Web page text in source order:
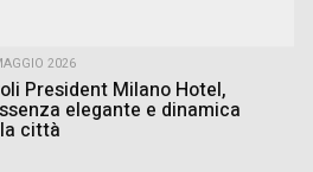
2026
President Milano Hotel,
elegante e dinamica
città